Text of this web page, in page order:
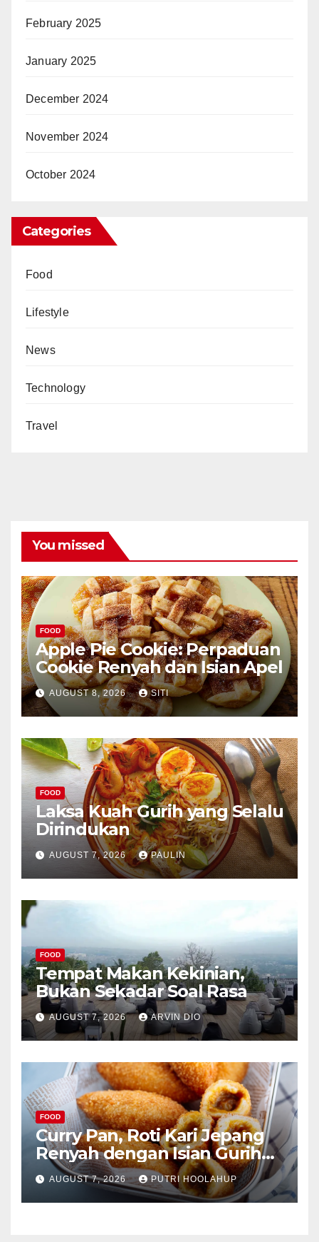
February 2025
January 2025
December 2024
November 2024
October 2024
Categories
Food
Lifestyle
News
Technology
Travel
You missed
FOOD
Apple Pie Cookie: Perpaduan
Cookie Renyah dan Isian Apel
AUGUST 8, 2026 SITI
FOOD
Laksa Kuah Gurih yang Selalu
Dirindukan
AUGUST 7, 2026 PAULIN
FOOD
Tempat Makan Kekinian,
Bukan Sekadar Soal Rasa
AUGUST 7, 2026 ARVIN DIO
FOOD
Curry Pan, Roti Kari Jepang
Renyah dengan Isian Gurih
Menggoda
AUGUST 7, 2026 PUTRI HOOLAHUP